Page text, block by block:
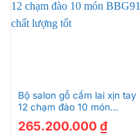
Bộ salon gỗ cẩm lai xịn tay
12 chạm đào 10 món
265.200.000 ₫